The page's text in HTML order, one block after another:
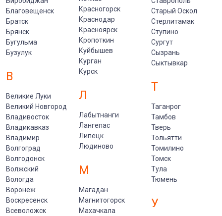
Благовещенск
Братск
Брянск
Бугульма
Бузулук
В
Великие Луки
Великий Новгород
Владивосток
Владикавказ
Владимир
Волгоград
Волгодонск
Волжский
Вологда
Воронеж
Воскресенск
Всеволожск
Красногорск
Краснодар
Красноярск
Кропоткин
Куйбышев
Курган
Курск
Л
Лабытнанги
Лангепас
Липецк
Людиново
М
Магадан
Магнитогорск
Махачкала
Старый Оскол
Стерлитамак
Ступино
Сургут
Сызрань
Сыктывкар
Т
Таганрог
Тамбов
Тверь
Тольятти
Томилино
Томск
Тула
Тюмень
У